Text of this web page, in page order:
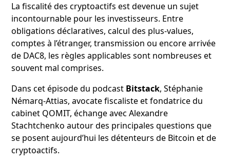
La fiscalité des cryptoactifs est devenue un sujet
incontournable pour les investisseurs. Entre
obligations déclaratives, calcul des plus-values,
comptes à l’étranger, transmission ou encore arrivée
de DAC8, les règles applicables sont nombreuses et
souvent mal comprises.
Dans cet épisode du podcast Bitstack, Stéphanie
Némarq-Attias, avocate fiscaliste et fondatrice du
cabinet QOMIT, échange avec Alexandre
Stachtchenko autour des principales questions que
se posent aujourd’hui les détenteurs de Bitcoin et de
cryptoactifs.